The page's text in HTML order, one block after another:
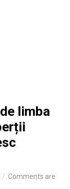
limba
Comments are